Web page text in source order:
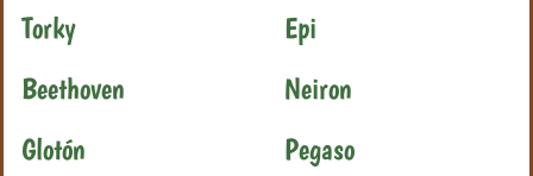
Torky
Epi
Beethoven
Neiron
Glotón
Pegaso